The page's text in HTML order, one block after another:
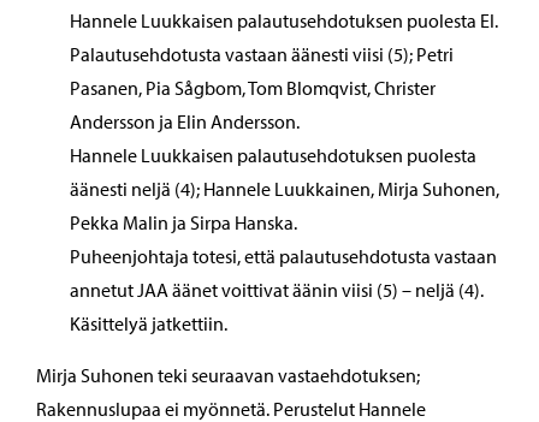
Hannele Luukkaisen palautusehdotuksen puolesta EI.
Palautusehdotusta vastaan äänesti viisi (5); Petri
Pasanen, Pia Sågbom, Tom Blomqvist, Christer
Andersson ja Elin Andersson.
Hannele Luukkaisen palautusehdotuksen puolesta
äänesti neljä (4); Hannele Luukkainen, Mirja Suhonen,
Pekka Malin ja Sirpa Hanska.
Puheenjohtaja totesi, että palautusehdotusta vastaan
annetut JAA äänet voittivat äänin viisi (5) – neljä (4).
Käsittelyä jatkettiin.
Mirja Suhonen teki seuraavan vastaehdotuksen;
Rakennuslupaa ei myönnetä. Perustelut Hannele